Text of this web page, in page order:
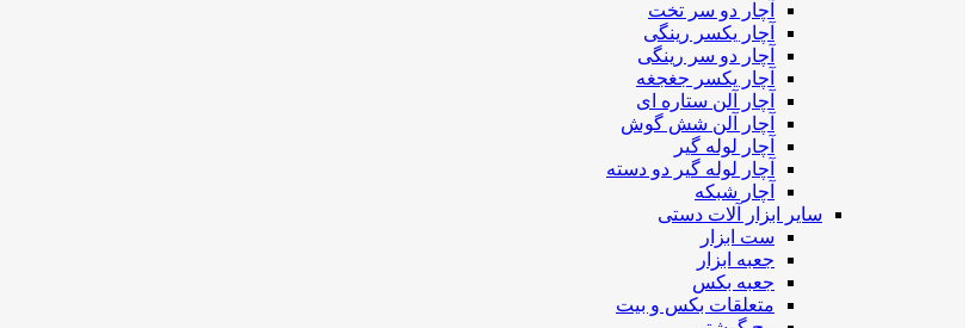
آچار دو سر تخت
آچار یکسر رینگی
آچار دو سر رینگی
آچار یکسر جغجغه
آچار آلن ستاره ای
آچار آلن شش گوش
آچار لوله گیر
آچار لوله گیر دو دسته
آچار شبکه
سایر ابزار آلات دستی
ست ابزار
جعبه ابزار
جعبه بکس
متعلقات بکس و بیت